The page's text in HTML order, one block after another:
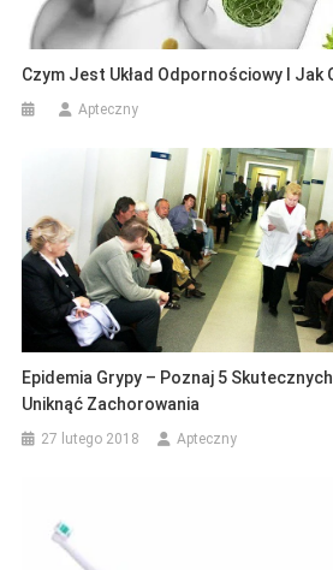
Czym Jest Układ Odpornościowy I Jak
Apteczny
Epidemia Grypy – Poznaj 5
Uniknąć Zachorowania
27 lutego 2018 Apteczny